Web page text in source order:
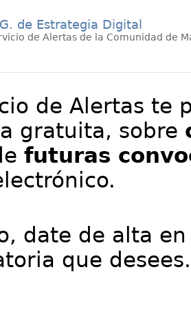
de Estrategia Digital
de Alertas de la Comunidad de
de Alertas te
gratuita, sobre
futuras
date de alta
que desees.